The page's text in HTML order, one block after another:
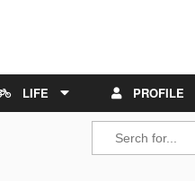
LIFE PROFILE